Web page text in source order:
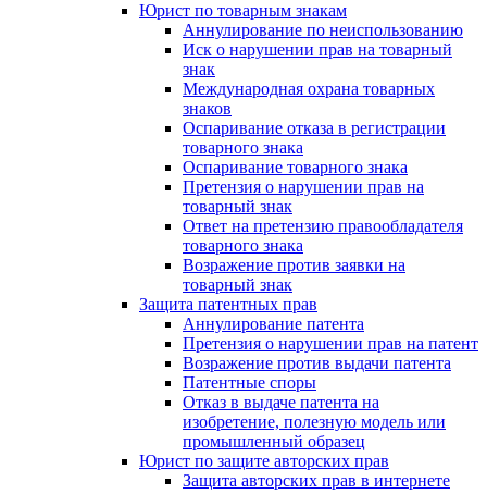
Юрист по товарным знакам
Аннулирование по неиспользованию
Иск о нарушении прав на товарный
знак
Международная охрана товарных
знаков
Оспаривание отказа в регистрации
товарного знака
Оспаривание товарного знака
Претензия о нарушении прав на
товарный знак
Ответ на претензию правообладателя
товарного знака
Возражение против заявки на
товарный знак
Защита патентных прав
Аннулирование патента
Претензия о нарушении прав на патент
Возражение против выдачи патента
Патентные споры
Отказ в выдаче патента на
изобретение, полезную модель или
промышленный образец
Юрист по защите авторских прав
Защита авторских прав в интернете